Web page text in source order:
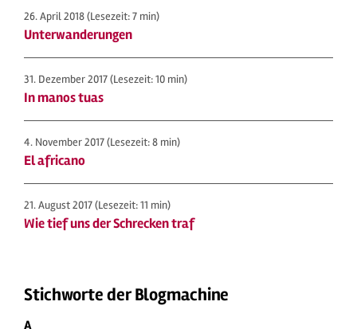
26. April 2018(Lesezeit: 7 min)
Unterwanderungen
31. Dezember 2017(Lesezeit: 10 min)
In manos tuas
4. November 2017(Lesezeit: 8 min)
El africano
21. August 2017(Lesezeit: 11 min)
Wie tief uns der Schrecken traf
Stichworte der Blogmachine
A